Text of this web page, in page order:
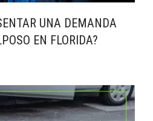
UNA DEMANDA
EN FLORIDA?